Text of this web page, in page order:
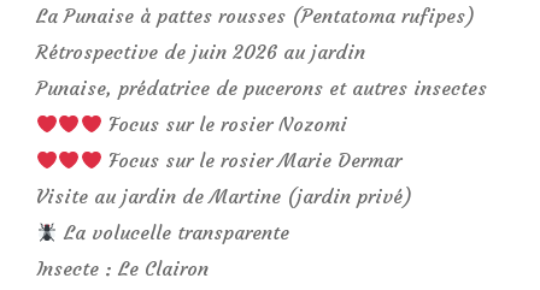
La Punaise à pattes rousses (Pentatoma rufipes)
Rétrospective de juin 2026 au jardin
Punaise, prédatrice de pucerons et autres insectes
Focus sur le rosier Nozomi
Focus sur le rosier Marie Dermar
Visite au jardin de Martine (jardin privé)
La volucelle transparente
Insecte : Le Clairon